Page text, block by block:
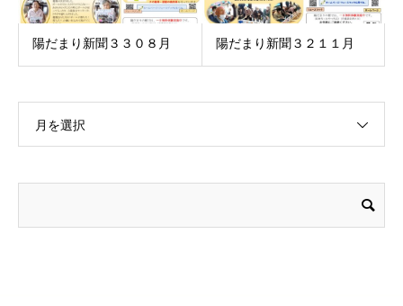
陽だまり新聞３３０８月 陽だまり新聞３２１１月
月を選択